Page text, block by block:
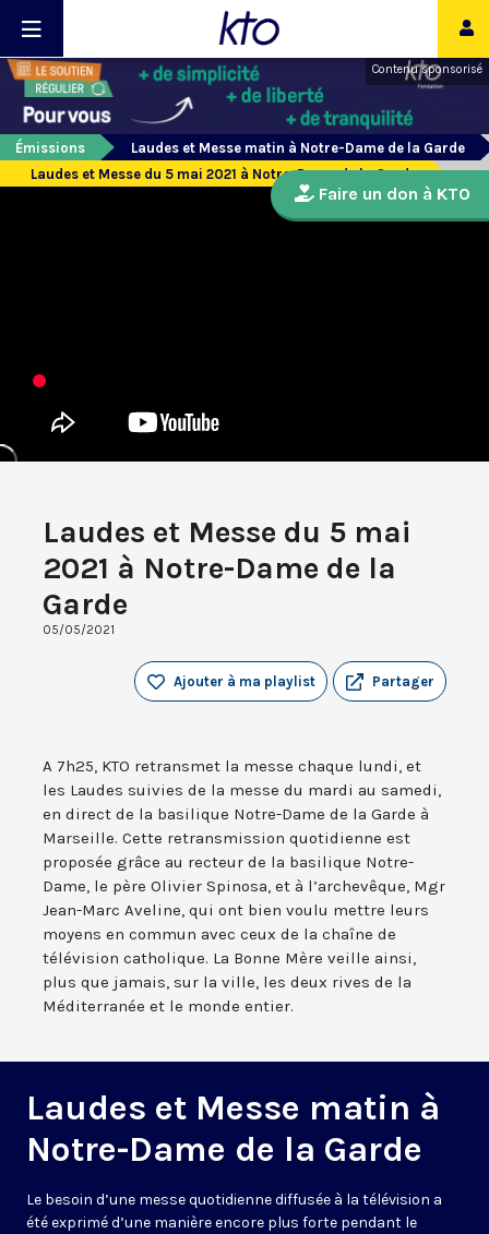
Contenu sponsorisé
Émissions
Laudes et Messe matin à Notre-Dame de la Garde
Laudes et Messe du 5 mai 2021 à Notre-Dame de la Garde
Laudes et Messe du 5 mai
2021 à Notre-Dame de la
Garde
05/05/2021
Partager
Ajouter à ma playlist
A 7h25, KTO retransmet la messe chaque lundi, et
les Laudes suivies de la messe du mardi au samedi,
en direct de la basilique Notre-Dame de la Garde à
Marseille. Cette retransmission quotidienne est
proposée grâce au recteur de la basilique Notre-
Dame, le père Olivier Spinosa, et à l’archevêque, Mgr
Jean-Marc Aveline, qui ont bien voulu mettre leurs
moyens en commun avec ceux de la chaîne de
télévision catholique. La Bonne Mère veille ainsi,
plus que jamais, sur la ville, les deux rives de la
Méditerranée et le monde entier.
Laudes et Messe matin à
Notre-Dame de la Garde
Le besoin d’une messe quotidienne diffusée à la télévision a
été exprimé d’une manière encore plus forte pendant le
Faire un don à KTO